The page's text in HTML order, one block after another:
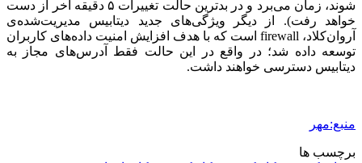
شوند، زمان می‌برد و در بدترین حالت تغییرات ۵ دقیقه آخر از دست
خواهد رفت). از دیگر ویژگی‌های جدید دیتابیس مدیریت‌شده‌ی
آروان‌کلاد، firewall است که با هدف افزایش امنیت داده‌های کاربران
توسعه داده شد؛ در واقع در این حالت فقط آدرس‌های مجاز به
دیتابیس دسترسی خواهند داشت.
منبع:مهر
برچسب ها